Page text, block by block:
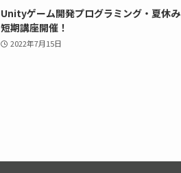
Unityゲーム開発プログラミング・夏休み
短期講座開催！
2022年7月15日